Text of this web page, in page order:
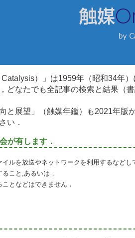
Catalysis）」は1959年（昭和34年
どなたでも全記事の検索と結果（
と展望」（触媒年鑑）も2021年
い．
が有します．
ルを放送やネットワークを利用するなど
こと,あるいは，
となどはできません．